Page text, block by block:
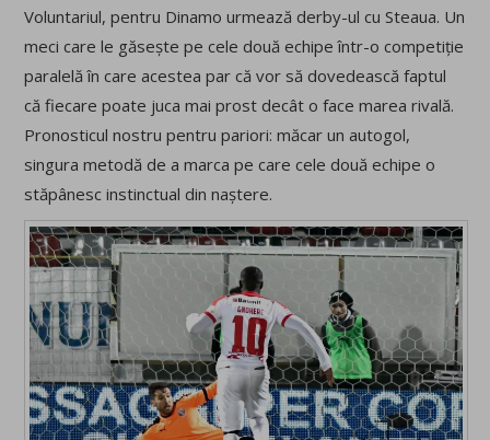
Voluntariul, pentru Dinamo urmează derby-ul cu Steaua. Un
meci care le găsește pe cele două echipe într-o competiție
paralelă în care acestea par că vor să dovedească faptul
că fiecare poate juca mai prost decât o face marea rivală.
Pronosticul nostru pentru pariori: măcar un autogol,
singura metodă de a marca pe care cele două echipe o
stăpânesc instinctual din naștere.